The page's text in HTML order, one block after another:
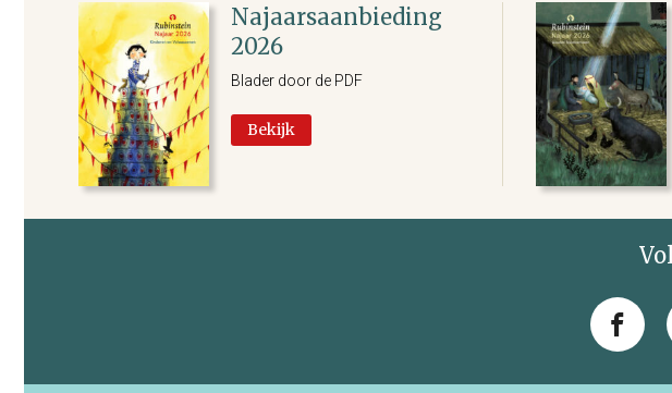
Najaarsaanbieding
2026
Blader door de PDF
Bekijk